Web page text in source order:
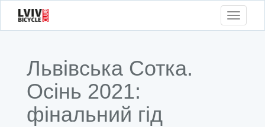
Toggle
Львівська Сотка.
Осінь 2021:
фінальний гід